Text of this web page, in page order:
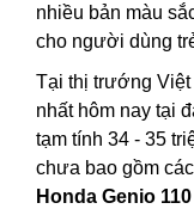
nhiều bản màu
cho người dùng
Tại thị trướng Việt
nhất hôm nay tại
tạm tính 34 - 35
chưa bao gồm
Honda Genio